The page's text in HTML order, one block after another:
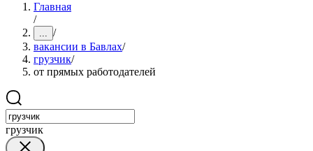
Главная
/
... /
вакансии в Бавлах/
грузчик/
от прямых работодателей
грузчик